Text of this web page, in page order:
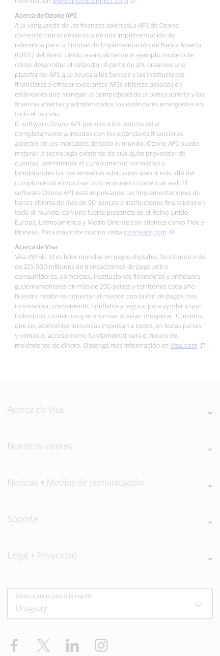
Acerca de Ozone API
A la vanguardia de las finanzas abiertasLa API de Ozone
comenzó con el desarrollo de una implementación de
referencia para la Entidad de Implementación de Banca Abierta
(OBIE) del Reino Unido, esencialmente el ejemplo modelo de
cómo desarrollar el estándar. A partir de ahí, creamos una
plataforma API que ayuda a los bancos y las instituciones
financieras a ofrecer excelentes APIs abiertas basadas en
estándares que manejan la complejidad de la banca abierta y las
finanzas abiertas y admiten todos los estándares emergentes en
todo el mundo.
El software Ozone API permite a los bancos estar
completamente alineados con los estándares financieros
abiertos en los mercados de todo el mundo. Ozone API puede
mejorar la tecnología existente de cualquier proveedor de
cuentas, permitiendo el cumplimiento normativo y
brindándoles las herramientas adecuadas para ir más allá del
cumplimiento e impulsar un crecimiento comercial real. El
software Ozone API está impulsando las implementaciones de
banca abierta de más de 50 bancos e instituciones financieras en
todo el mundo, con una fuerte presencia en el Reino Unido,
Europa, Latinoamérica y Medio Oriente con clientes como Tide y
Monese. Para más información visita ozoneapi.com
Acerca de Visa
Visa (NYSE: V) es líder mundial en pagos digitales, facilitando más
de 215.000 millones de transacciones de pago entre
consumidores, comercios, instituciones financieras y entidades
gubernamentales en más de 200 países y territorios cada año.
Nuestra misión es conectar al mundo con la red de pagos más
innovadora, conveniente, confiable y segura, para ayudar a que
individuos, comercios y economías puedan prosperar. Creemos
que las economías inclusivas impulsan a todos, en todas partes
y vemos el acceso como fundamental para el futuro del
movimiento de dinero. Obtenga más información en Visa.com
Acerca de Visa
Nuestros valores
Noticias + Medios de comunicación
Soporte
Legal + Privacidad
Selecciona el país o la región
Facebook Twitter LinkedIn